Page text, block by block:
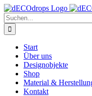
Zum
Inhalt
springen
Suche
nach:
Start
Über uns
Designobjekte
Shop
Material &
Kontakt